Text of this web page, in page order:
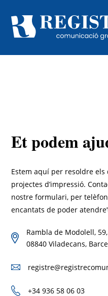
Et podem
Estem aquí per resoldre
projectes d’impressió.
nostre formulari, per
encantats de poder
Rambla de Modolell, 59,
08840 Viladecans,
+34 936 58 06 03